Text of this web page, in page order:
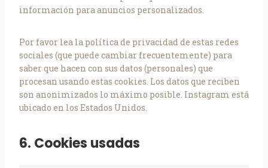
información para anuncios personalizados.
Por favor lea la política de privacidad de estas redes
sociales (que puede cambiar frecuentemente) para
saber que hacen con sus datos (personales) que
procesan usando estas cookies. Los datos que reciben
son anonimizados lo máximo posible. Instagram está
ubicado en los Estados Unidos.
6. Cookies usadas